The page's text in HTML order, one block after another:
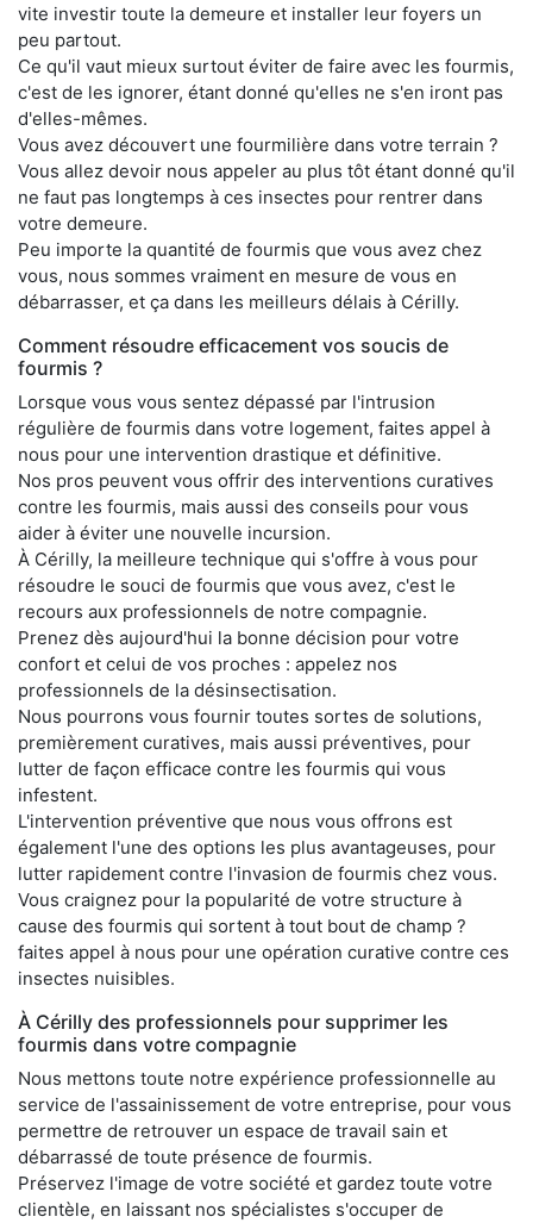
vite investir toute la demeure et installer leur foyers un
peu partout.
Ce qu'il vaut mieux surtout éviter de faire avec les fourmis,
c'est de les ignorer, étant donné qu'elles ne s'en iront pas
d'elles-mêmes.
Vous avez découvert une fourmilière dans votre terrain ?
Vous allez devoir nous appeler au plus tôt étant donné qu'il
ne faut pas longtemps à ces insectes pour rentrer dans
votre demeure.
Peu importe la quantité de fourmis que vous avez chez
vous, nous sommes vraiment en mesure de vous en
débarrasser, et ça dans les meilleurs délais à Cérilly.
Comment résoudre efficacement vos soucis de
fourmis ?
Lorsque vous vous sentez dépassé par l'intrusion
régulière de fourmis dans votre logement, faites appel à
nous pour une intervention drastique et définitive.
Nos pros peuvent vous offrir des interventions curatives
contre les fourmis, mais aussi des conseils pour vous
aider à éviter une nouvelle incursion.
À Cérilly, la meilleure technique qui s'offre à vous pour
résoudre le souci de fourmis que vous avez, c'est le
recours aux professionnels de notre compagnie.
Prenez dès aujourd'hui la bonne décision pour votre
confort et celui de vos proches : appelez nos
professionnels de la désinsectisation.
Nous pourrons vous fournir toutes sortes de solutions,
premièrement curatives, mais aussi préventives, pour
lutter de façon efficace contre les fourmis qui vous
infestent.
L'intervention préventive que nous vous offrons est
également l'une des options les plus avantageuses, pour
lutter rapidement contre l'invasion de fourmis chez vous.
Vous craignez pour la popularité de votre structure à
cause des fourmis qui sortent à tout bout de champ ?
faites appel à nous pour une opération curative contre ces
insectes nuisibles.
À Cérilly des professionnels pour supprimer les
fourmis dans votre compagnie
Nous mettons toute notre expérience professionnelle au
service de l'assainissement de votre entreprise, pour vous
permettre de retrouver un espace de travail sain et
débarrassé de toute présence de fourmis.
Préservez l'image de votre société et gardez toute votre
clientèle, en laissant nos spécialistes s'occuper de